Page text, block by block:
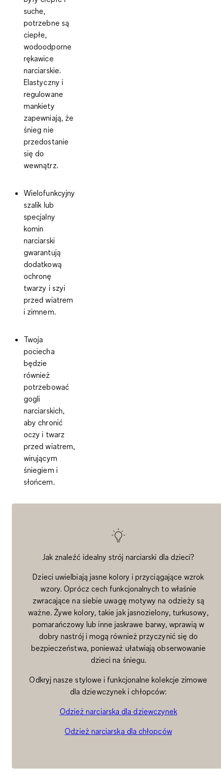
suche,
potrzebne są
ciepłe,
wodoodporne
rękawice
narciarskie.
Elastyczny i
regulowane
mankiety
zapewniają, że
śnieg nie
przedostanie
się do
wewnątrz.
Wielofunkcyjny
szalik lub
specjalny
komin
narciarski
gwarantują
dodatkową
ochronę
twarzy i szyi
przed wiatrem
i zimnem.
Twoja
pociecha
będzie
również
potrzebować
gogli
narciarskich,
aby chronić
oczy i twarz
przed wiatrem,
wirującym
śniegiem i
słońcem.
Jak znaleźć idealny strój narciarski dla dzieci?
Dzieci uwielbiają jasne kolory i przyciągające wzrok
wzory. Oprócz cech funkcjonalnych to właśnie
zwracające na siebie uwagę motywy na odzieży są
ważne. Żywe kolory, takie jak jasnozielony, turkusowy,
pomarańczowy lub inne jaskrawe barwy, wprawią w
dobry nastrój i mogą również przyczynić się do
bezpieczeństwa, ponieważ ułatwiają obserwowanie
dzieci na śniegu.
Odkryj nasze stylowe i funkcjonalne kolekcje zimowe
dla dziewczynek i chłopców:
Odzież narciarska dla dziewczynek
Odzież narciarska dla chłopców